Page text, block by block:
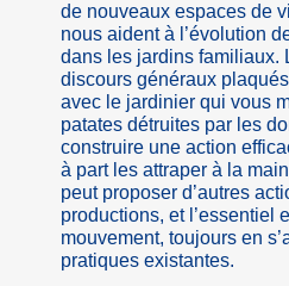
de nouveaux espaces de
nous aident à l’évolution
dans les jardins familiaux.
discours généraux
avec le jardinier qui vous
patates détruites par les
construire une action
à part les attraper à la
peut proposer d’autres
productions, et l’essentiel
mouvement, toujours en
pratiques existantes.